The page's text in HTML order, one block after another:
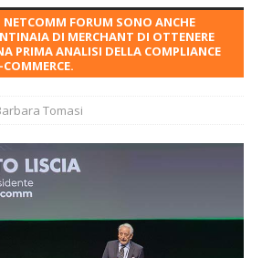
NETCOMM FORUM SONO ANCHE
DI MERCHANT DI OTTENERE
PRIMA ANALISI DELLA COMPLIANCE
Tomasi